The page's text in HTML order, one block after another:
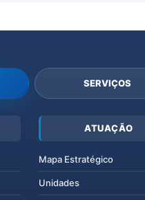
SERVIÇOS
ATUAÇÃO
Mapa Estratégico
Unidades